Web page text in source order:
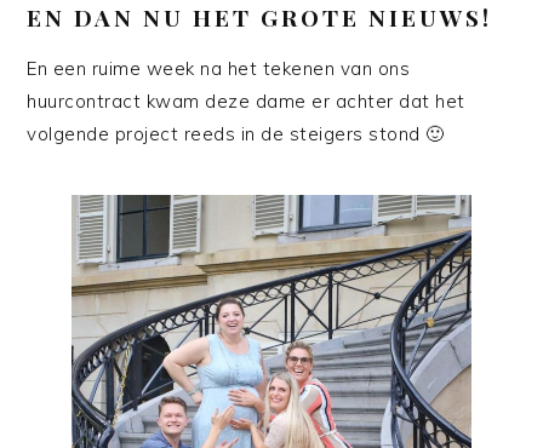
EN DAN NU HET GROTE NIEUWS!
En een ruime week na het tekenen van ons
huurcontract kwam deze dame er achter dat het
volgende project reeds in de steigers stond 🙂